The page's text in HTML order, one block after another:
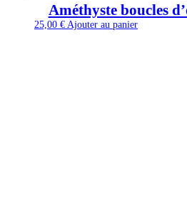
Améthyste boucles
25,00 € Ajouter au panier